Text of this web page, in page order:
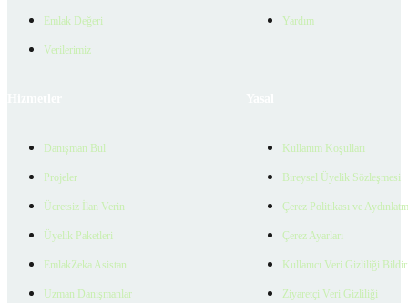
Emlak Değeri
Verilerimiz
Yardım
Danışman Bul
Projeler
Ücretsiz İlan Verin
Üyelik Paketleri
EmlakZeka Asistan
Uzman Danışmanlar
Kullanım Koşulları
Bireysel Üyelik Sözleşmesi
Çerez Politikası ve
Çerez Ayarları
Kullanıcı Veri Gizliliği
Ziyaretçi Veri Gizliliği